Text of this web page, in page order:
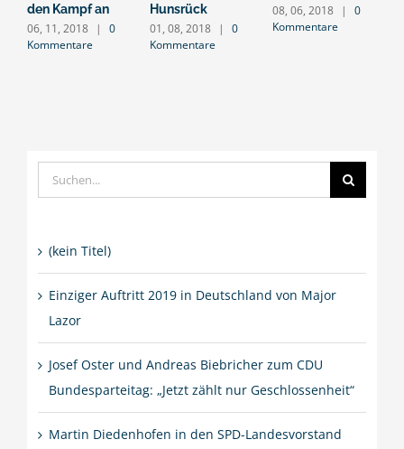
den Kampf an
06, 11, 2018 |
0
Kommentare
Hunsrück
01, 08, 2018 |
0
Kommentare
08, 06, 2018 |
0
Kommentare
Suche
nach:
(kein Titel)
Einziger Auftritt 2019 in Deutschland von Major
Lazor
Josef Oster und Andreas Biebricher zum CDU
Bundesparteitag: „Jetzt zählt nur Geschlossenheit“
Martin Diedenhofen in den SPD-Landesvorstand